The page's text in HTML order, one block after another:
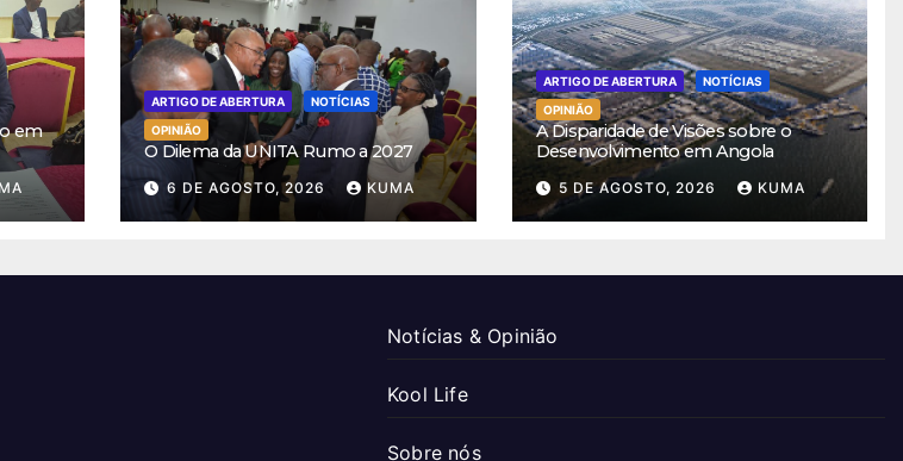
em
ARTIGO DE ABERTURA
NOTÍCIAS
OPINIÃO
O Dilema da UNITA Rumo a 2027
6 DE AGOSTO, 2026 KUMA
ARTIGO DE ABERTURA
NOTÍCIAS
OPINIÃO
A Disparidade de Visões sobre o
Desenvolvimento em Angola
5 DE AGOSTO, 2026 KUMA
Notícias & Opinião
Kool Life
Sobre nós